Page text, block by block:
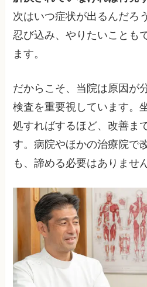
次はいつ症状が出るんだろ
忍び込み、やりたいことも
ます。
だからこそ、当院は原因が
検査を重要視しています。
処すればするほど、改善ま
す。病院やほかの治療院で
も、諦める必要はありません